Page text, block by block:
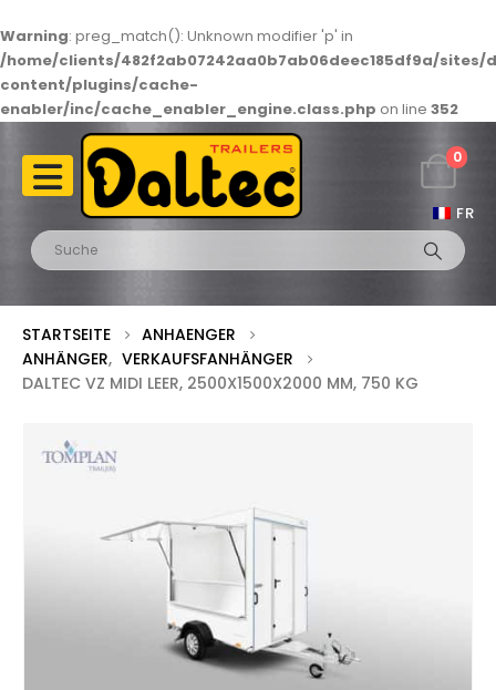
Warning: preg_match(): Unknown modifier 'p' in
/home/clients/482f2ab07242aa0b7ab06deec185df9a/
content/plugins/cache-
enabler/inc/cache_enabler_engine.class.php on line 352
FR
0
STARTSEITE
ANHAENGER
ANHÄNGER, VERKAUFSFANHÄNGER
DALTEC VZ MIDI LEER, 2500X1500X2000 MM, 750 KG